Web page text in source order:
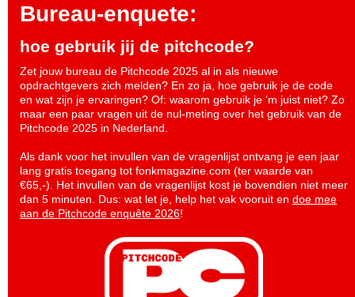
Bureau-enquete:
hoe gebruik jij de pitchcode?
Zet jouw bureau de Pitchcode 2025 al in als nieuwe
opdrachtgevers zich melden? En zo ja, hoe gebruik je de code
en wat zijn je ervaringen? Of: waarom gebruik je ‘m juist niet? Zo
maar een paar vragen uit de nul-meting over het gebruik van de
Pitchcode 2025 in Nederland.
Als dank voor het invullen van de vragenlijst ontvang je een jaar
lang gratis toegang tot fonkmagazine.com (ter waarde van
€65,-). Het invullen van de vragenlijst kost je bovendien niet meer
dan 5 minuten. Dus: wat let je, help het vak vooruit en doe mee
aan de Pitchcode enquête 2026!